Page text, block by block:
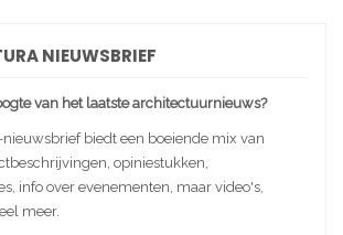
NIEUWSBRIEF
van het laatste architectuurnieuws?
biedt een boeiende mix van
opiniestukken,
info over evenementen, maar video's,
meer.